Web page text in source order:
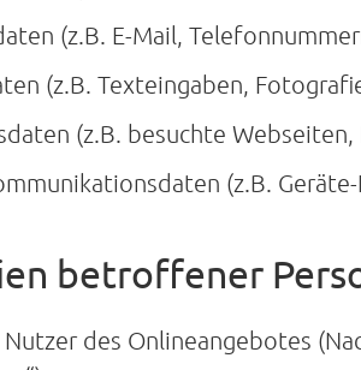
(z.B. E-Mail,
(z.B. Texteingaben,
(z.B. besuchte
(z.B.
betroffener
Nutzer des Onlineangebotes